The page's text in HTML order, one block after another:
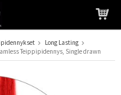
Long Lasting
Teippipidennys, Single drawn